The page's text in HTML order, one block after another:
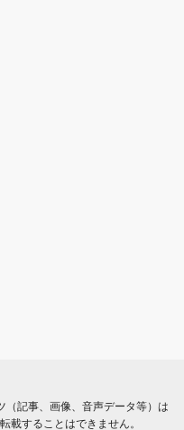
（記事、画像、音声データ等）は
載することはできません。